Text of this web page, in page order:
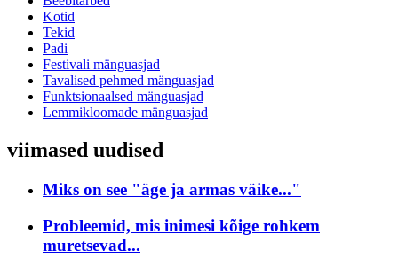
Kotid
Tekid
Padi
Festivali mänguasjad
Tavalised pehmed mänguasjad
Funktsionaalsed mänguasjad
Lemmikloomade mänguasjad
viimased uudised
Miks on see "äge ja armas väike..."
Probleemid, mis inimesi kõige rohkem
muretsevad...